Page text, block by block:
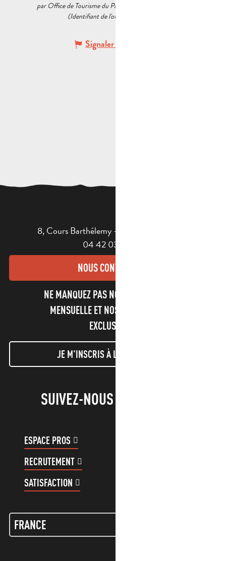
par Office de Tourisme du Pays d’Aubagne et de l’Étoile
(Identifiant de l'offre :
Signaler une erreur
8, Cours Barthélemy - 13400 AUBAGNE
04 42 03 49 98
NOUS CONTACTER
NE MANQUEZ PAS NOTRE NEWSLETTER
MENSUELLE ET NOS INFORMATIONS
EXCLUSIVES !
JE M'INSCRIS À LA NEWSLETTER
SUIVEZ-NOUS !
ESPACE PROS
RECRUTEMENT
SATISFACTION